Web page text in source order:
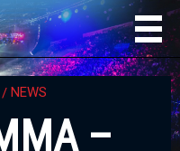
NEWS
–